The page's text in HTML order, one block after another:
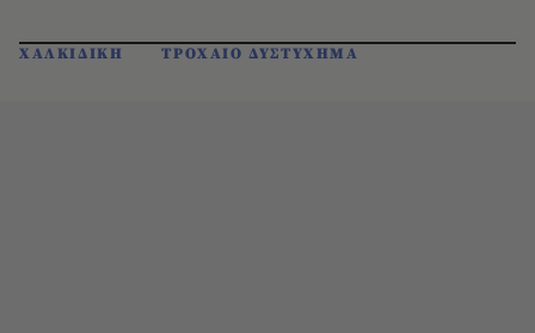
ΧΑΛΚΙΔΙΚΗ ΤΡΟΧΑΙΟ ΔΥΣΤΥΧΗΜΑ